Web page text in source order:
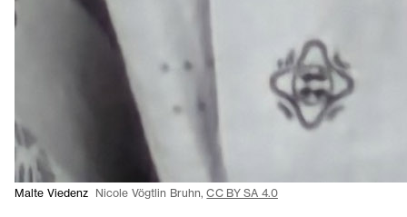
Malte Viedenz Nicole Vögtlin Bruhn,CC BY SA 4.0